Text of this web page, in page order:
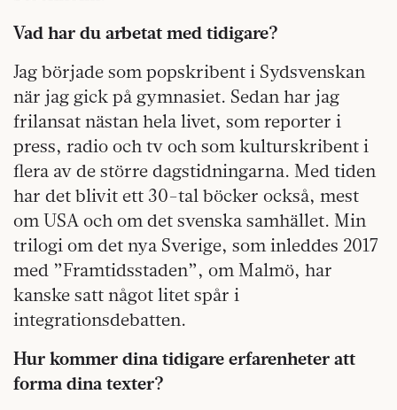
Vad har du arbetat med tidigare?
Jag började som popskribent i Sydsvenskan
när jag gick på gymnasiet. Sedan har jag
frilansat nästan hela livet, som reporter i
press, radio och tv och som kulturskribent i
flera av de större dagstidningarna. Med tiden
har det blivit ett 30-tal böcker också, mest
om USA och om det svenska samhället. Min
trilogi om det nya Sverige, som inleddes 2017
med ”Framtidsstaden”, om Malmö, har
kanske satt något litet spår i
integrationsdebatten.
Hur kommer dina tidigare erfarenheter att
forma dina texter?